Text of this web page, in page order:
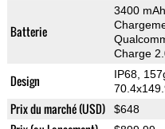
Batterie
3400 mAh,
Charge
Design IP68,
Prix du marché (USD) $648